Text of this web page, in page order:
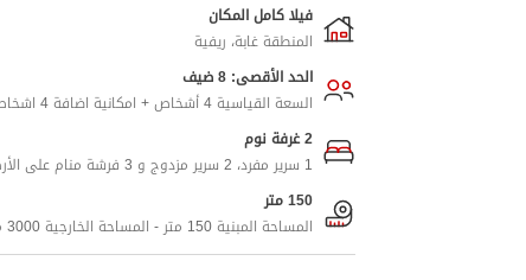
فيلا كامل المكان
المنطقة غابة، ريفية
الحد الأقصى: 8 ضيف
السعة القياسية 4 أشخاص + امكانية اضافة 4 اشخاص اضافيين
2 غرفة نوم
1 سرير مفرد، 2 سرير مزدوج و 3 فرشة منام على الأرض
150 متر
المساحة المبنية 150 متر - المساحة الخارجية 3000 متر